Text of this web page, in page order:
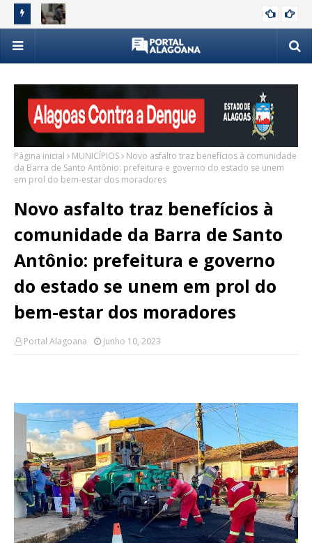
Bebê morre após nascer na recepção do Hospital da
Cidade; família denuncia negligência
Página inicial MUNICÍPIOS
Novo asfalto traz benefícios à comunidade
da Barra de Santo Antônio: prefeitura e governo do estado se unem
em prol do bem-estar dos moradores
Novo asfalto traz benefícios à
comunidade da Barra de Santo
Antônio: prefeitura e governo
do estado se unem em prol do
bem-estar dos moradores
Portal Alagoana Junho 10, 2023